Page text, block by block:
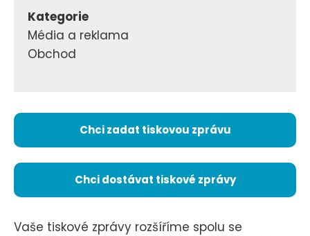
Kategorie
Média a reklama
Obchod
Chci zadat tiskovou zprávu
Chci dostávat tiskové zprávy
Vaše tiskové zprávy rozšíříme spolu se